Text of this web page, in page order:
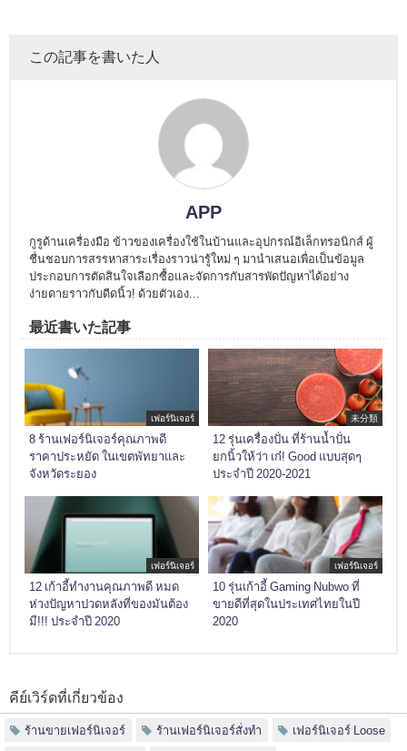
この記事を書いた人
APP
กูรูด้านเครื่องมือ ข้าวของเครื่องใช้ในบ้านและอุปกรณ์อิเล็กทรอนิกส์ ผู้
ชื่นชอบการสรรหาสาระเรื่องราวน่ารู้ใหม่ ๆ มานำเสนอเพื่อเป็นข้อมูล
ประกอบการตัดสินใจเลือกซื้อและจัดการกับสารพัดปัญหาได้อย่าง
ง่ายดายราวกับดีดนิ้ว! ด้วยตัวเอง...
最近書いた記事
เฟอร์นิเจอร์
8 ร้านเฟอร์นิเจอร์คุณภาพดี
ราคาประหยัด ในเขตพัทยาและ
จังหวัดระยอง
未分類
12 รุ่นเครื่องปั่น ที่ร้านน้ำปั่น
ยกนิ้วให้ว่า เก๋! Good แบบสุดๆ
ประจำปี 2020-2021
เฟอร์นิเจอร์
12 เก้าอี้ทำงานคุณภาพดี หมด
ห่วงปัญหาปวดหลังที่ของมันต้อง
มี!!! ประจำปี 2020
เฟอร์นิเจอร์
10 รุ่นเก้าอี้ Gaming Nubwo ที่
ขายดีที่สุดในประเทศไทยในปี
2020
คีย์เวิร์ดที่เกี่ยวข้อง
ร้านขายเฟอร์นิเจอร์ ร้านเฟอร์นิเจอร์สั่งทำ เฟอร์นิเจอร์ Loose